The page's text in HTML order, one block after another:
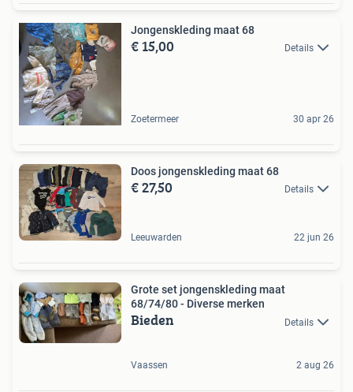
Jongenskleding maat 68
€ 15,00 Details
Zoetermeer 30 apr 26
Doos jongenskleding maat 68
€ 27,50 Details
Leeuwarden 22 jun 26
Grote set jongenskleding maat
68/74/80 - Diverse merken
Bieden Details
Vaassen 2 aug 26